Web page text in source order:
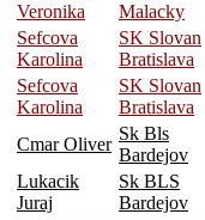
Veronika
Malacky
Sefcova
Karolina
SK Slovan
Bratislava
Sefcova
Karolina
SK Slovan
Bratislava
Cmar Oliver
Sk Bls
Bardejov
Lukacik
Juraj
Sk BLS
Bardejov